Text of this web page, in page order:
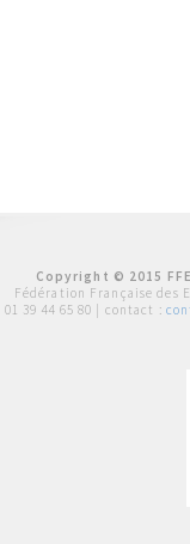
Copyright © 2015
Fédération Française des
01 39 44 65 80 | contact :